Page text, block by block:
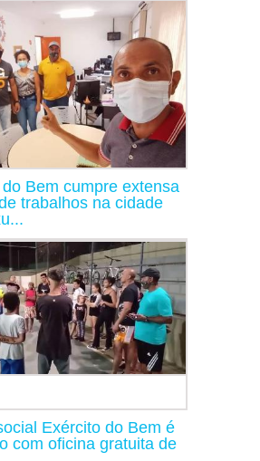
Bem cumpre extensa
trabalhos na cidade
Exército do Bem é
com oficina gratuita de